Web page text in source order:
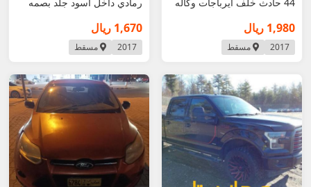
الأول في عمان.
1,980 ريال
2017 مسقط
1,670 ريال
2017 مسقط